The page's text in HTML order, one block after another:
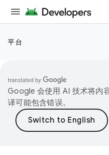
平台
Google 会使用 AI 技术将内
译可能包含错误。